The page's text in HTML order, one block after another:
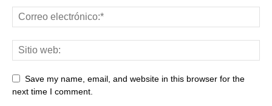
Save my name, email, and website in this browser for the
next time I comment.